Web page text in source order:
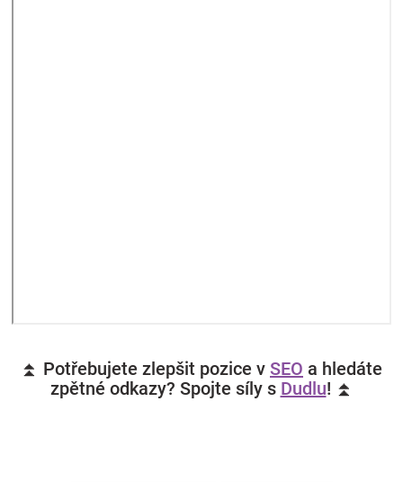
⏫ Potřebujete zlepšit pozice v SEO a hledáte
zpětné odkazy? Spojte síly s Dudlu! ⏫